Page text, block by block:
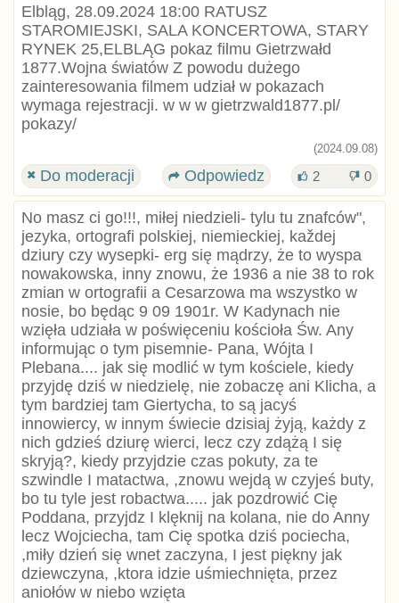
Elbląg, 28.09.2024 18:00 RATUSZ
STAROMIEJSKI, SALA KONCERTOWA, STARY
RYNEK 25,ELBLĄG pokaz filmu Gietrzwałd
1877.Wojna światów Z powodu dużego
zainteresowania filmem udział w pokazach
wymaga rejestracji. w w w gietrzwald1877.pl/
pokazy/
(2024.09.08)
Do moderacji Odpowiedz 2 0
No masz ci go!!!, miłej niedzieli- tylu tu znafców",
jezyka, ortografi polskiej, niemieckiej, každej
dziury czy wysepki- erg się mądrzy, że to wyspa
nowakowska, inny znowu, że 1936 a nie 38 to rok
zmian w ortografii a Cesarzowa ma wszystko w
nosie, bo będąc 9 09 1901r. W Kadynach nie
wzięła udziała w poświęceniu kościoła Św. Any
informując o tym pisemnie- Pana, Wójta I
Plebana.... jak się modlić w tym kościele, kiedy
przyjdę dziś w niedzielę, nie zobaczę ani Klicha, a
tym bardziej tam Giertycha, to są jacyś
innowiercy, w innym świecie dzisiaj żyją, każdy z
nich gdzieś dziurę wierci, lecz czy zdążą I się
skryją?, kiedy przyjdzie czas pokuty, za te
szwindle I matactwa, ,znowu wejdą w czyjeś buty,
bo tu tyle jest robactwa..... jak pozdrowić Cię
Poddana, przyjdz I klęknij na kolana, nie do Anny
lecz Wojciecha, tam Cię spotka dziś pociecha,
,miły dzień się wnet zaczyna, I jest piękny jak
dziewczyna, ,ktora idzie uśmiechnięta, przez
aniołów w niebo wzięta